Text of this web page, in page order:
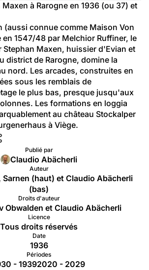
à Rarogne en 1936 (ou 37) et
(aussi connue comme Maison Von
en 1547/48 par Melchior Ruffiner, le
Maxen, huissier d'Evian et
district de Rarogne, domine la
nord. Les arcades, construites en
sous les remblais de
le plus bas, presque jusqu'aux
Les formations en loggia
au château Stockalper
à Viège.
Publié par
Claudio Abächerli
Auteur
Sarnen (haut) et Claudio Abächerli
(bas)
Droits d'auteur
Obwalden et Claudio Abächerli
Licence
Tous droits réservés
Date
1936
Périodes
- 19392020 - 2029